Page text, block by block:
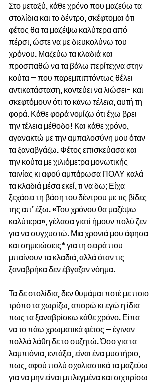
Στο μεταξύ, κάθε χρόνο που μαζεύω τα
στολίδια και το δέντρο, σκέφτομαι ότι
φέτος θα τα μαζέψω καλύτερα από
πέρσι, ώστε να με διευκολύνω του
χρόνου. Μαζεύω τα κλαδιά και
προσπαθώ να τα βάλω περίτεχνα στην
κούτα – που παρεμπιπτόντως θέλει
αντικατάσταση, κοντεύει να λιώσει- και
σκεφτόμουν ότι το κάνω τέλεια, αυτή τη
φορά. Κάθε φορά νομίζω ότι έχω βρει
την τέλεια μέθοδο! Και κάθε χρόνο,
αγανακτώ με την αμπαλοσύνη μου όταν
τα ξαναβγάζω. Φέτος επισκεύασα και
την κούτα με χιλιόμετρα μονωτικής
ταινίας κι αφού αμπάρωσα ΠΟΛΥ καλά
τα κλαδιά μέσα εκεί, τι να δω; Είχα
ξεχάσει τη βάση του δέντρου με τις βίδες
της απ’ έξω. «Του χρόνου θα μαζέψω
καλύτερα», γέλασα γιατί ήμουν πολύ ζεν
για να συγχυστώ. Μια χρονιά μου άφησα
και σημειώσεις* για τη σειρά που
μπαίνουν τα κλαδιά, αλλά όταν τις
ξαναβρήκα δεν έβγαζαν νόημα.
Τα δε στολίδια, δεν θυμάμαι ποτέ με ποιο
τρόπο τα χωρίζω, απορώ κι εγώ η ίδια
πως τα ξαναβρίσκω κάθε χρόνο. Είπα
να το πάω χρωματικά φέτος – έγιναν
πολλά λάθη δε το συζητώ. Όσο για τα
λαμπιόνια, εντάξει, είναι ένα μυστήριο,
πως, αφού πολύ σχολιαστικά τα μαζεύω
για να μην είναι μπλεγμένα και σιχτιρίσω